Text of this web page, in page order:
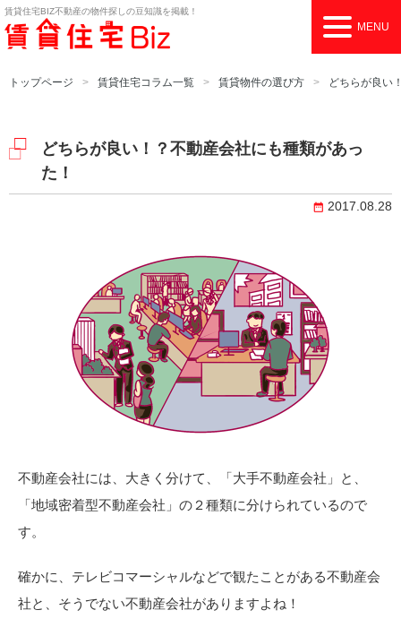
賃貸住宅BIZ不動産の物件探しの豆知識を掲載！
MENU
トップページ 賃貸住宅コラム一覧 賃貸物件の選び方 どちらが良い
どちらが良い！？不動産会社にも種類があっ
た！
2017.08.28
不動産会社には、大きく分けて、「大手不動産会社」と、
「地域密着型不動産会社」の２種類に分けられているので
す。
確かに、テレビコマーシャルなどで観たことがある不動産会
社と、そうでない不動産会社がありますよね！